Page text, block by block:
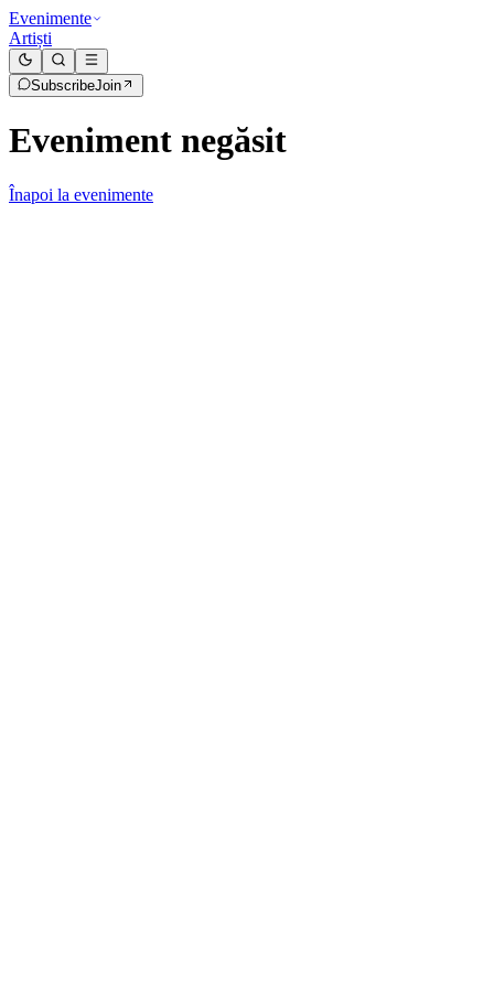
Evenimente
Artiști
SubscribeJoin
Eveniment negăsit
Înapoi la evenimente